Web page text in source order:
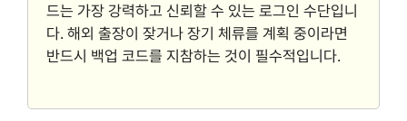
드는 가장 강력하고 신뢰할 수 있는 로그인 수단입니
다. 해외 출장이 잦거나 장기 체류를 계획 중이라면
반드시 백업 코드를 지참하는 것이 필수적입니다.